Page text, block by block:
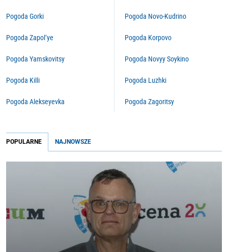
Pogoda Gorki
Pogoda Zapol’ye
Pogoda Yamskovitsy
Pogoda Killi
Pogoda Alekseyevka
Pogoda Novo-Kudrino
Pogoda Korpovo
Pogoda Novyy Soykino
Pogoda Luzhki
Pogoda Zagoritsy
POPULARNE NAJNOWSZE